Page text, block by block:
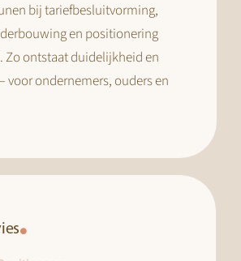
bij tariefbesluitvorming,
en positionering
Zo ontstaat duidelijkheid en
ondernemers, ouders en